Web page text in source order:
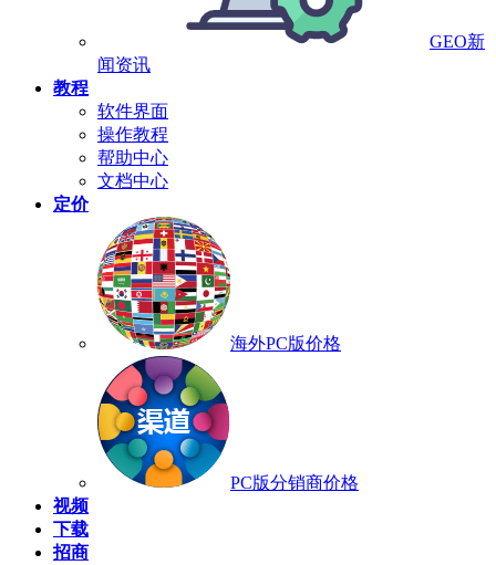
GEO新
闻资讯
教程
软件界面
操作教程
帮助中心
文档中心
定价
海外PC版价格
PC版分销商价格
视频
下载
招商